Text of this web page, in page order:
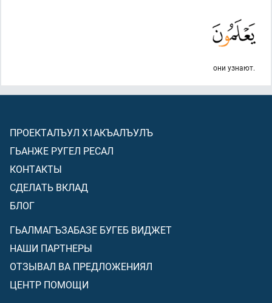
они узнают.
ПРОЕКТАЛЪУЛ Х1АКЪАЛЪУЛЪ
ГЬАНЖЕ РУГЕЛ РЕСАЛ
КОНТАКТЫ
СДЕЛАТЬ ВКЛАД
БЛОГ
ГЬАЛМАГЪЗАБАЗЕ БУГЕБ ВИДЖЕТ
НАШИ ПАРТНЕРЫ
ОТЗЫВАЛ ВА ПРЕДЛОЖЕНИЯЛ
ЦЕНТР ПОМОЩИ